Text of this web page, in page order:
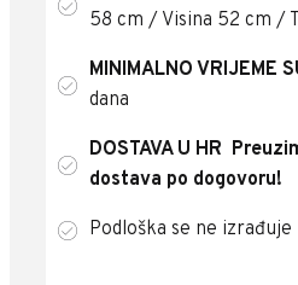
58 cm / Visina 52 cm /
MINIMALNO VRIJEME
dana
DOSTAVA U HR
dostava po dogovoru!
Podloška se ne izrađuje